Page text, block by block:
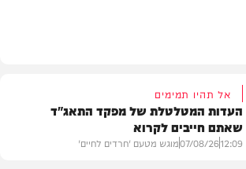
אל תהיו תמימים
העדות המטלטלת של מפקד התאג"ד
שאתם חייבים לקרוא
12:09
07/08/26מוגש מטעם 'חרדים לחיים'